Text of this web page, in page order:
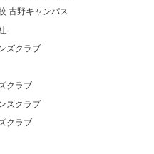
古野キャンパス
ズクラブ
クラブ
ズクラブ
クラブ